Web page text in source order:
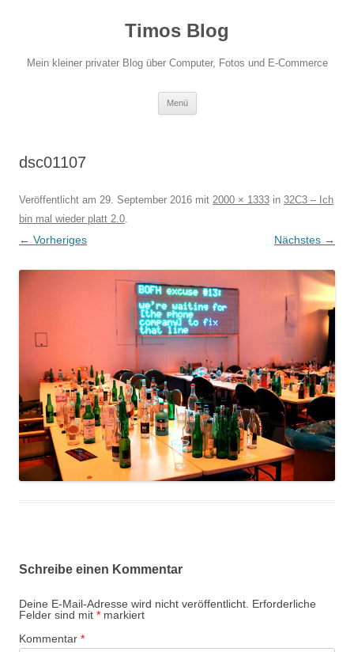
Timos Blog
Mein kleiner privater Blog über Computer, Fotos und E-Commerce
Menü
dsc01107
Veröffentlicht am 29. September 2016 mit 2000 × 1333 in 32C3 – Ich
bin mal wieder platt 2.0.
← Vorheriges Nächstes →
Schreibe einen Kommentar
Deine E-Mail-Adresse wird nicht veröffentlicht. Erforderliche
Felder sind mit * markiert
Kommentar *